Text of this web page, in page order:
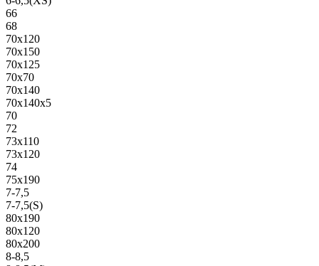
66
68
70х120
70х150
70х125
70х70
70х140
70х140х5
70
72
73х110
73х120
74
75х190
7-7,5
7-7,5(S)
80х190
80х120
80х200
8-8,5